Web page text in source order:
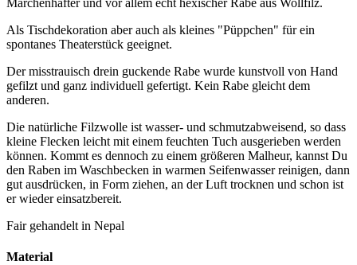
Märchenhafter und vor allem echt hexischer Rabe aus Wollfilz.
Als Tischdekoration aber auch als kleines "Püppchen" für ein
spontanes Theaterstück geeignet.
Der misstrauisch drein guckende Rabe wurde kunstvoll von Hand
gefilzt und ganz individuell gefertigt. Kein Rabe gleicht dem
anderen.
Die natürliche Filzwolle ist wasser- und schmutzabweisend, so dass
kleine Flecken leicht mit einem feuchten Tuch ausgerieben werden
können. Kommt es dennoch zu einem größeren Malheur, kannst Du
den Raben im Waschbecken in warmen Seifenwasser reinigen, dann
gut ausdrücken, in Form ziehen, an der Luft trocknen und schon ist
er wieder einsatzbereit.
Fair gehandelt in Nepal
Material